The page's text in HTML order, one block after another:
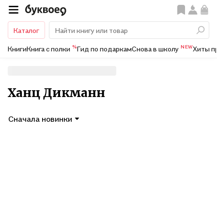
Каталог
КнигиКнига с полки %Гид по подаркамСнова в школу NEWХиты
Ханц Дикманн
Сначала новинки